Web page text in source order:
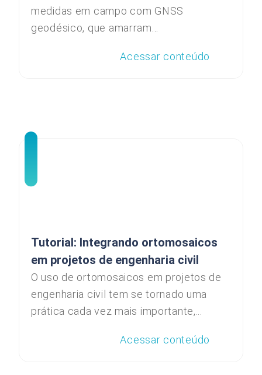
medidas em campo com GNSS
geodésico, que amarram...
Acessar conteúdo
Tutorial: Integrando ortomosaicos
em projetos de engenharia civil
O uso de ortomosaicos em projetos de
engenharia civil tem se tornado uma
prática cada vez mais importante,...
Acessar conteúdo